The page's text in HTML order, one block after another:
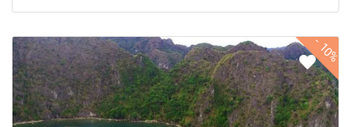
-
10%